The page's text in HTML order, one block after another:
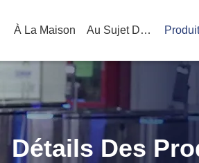
À La Maison Au Sujet De Nous
Détails Des